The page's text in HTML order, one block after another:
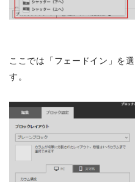
ここでは「フェードイン」を
す。